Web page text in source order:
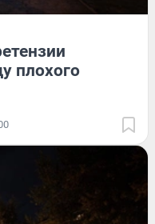
плохого